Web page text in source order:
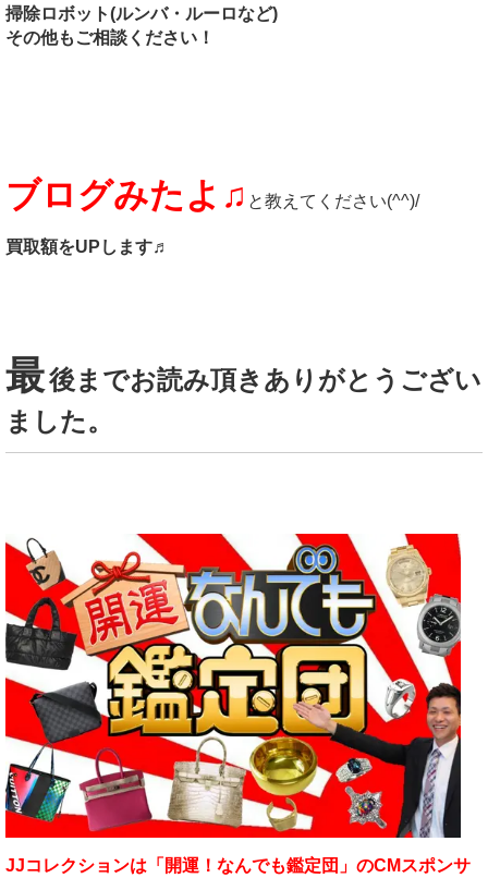
掃除ロボット(ルンバ・ルーロなど)
その他もご相談ください！
ブログみたよ♫ と教えてください(^^)/
買取額をUPします♬
最後までお読み頂きありがとうござい
ました。
JJコレクションは「開運！なんでも鑑定団」のCMスポンサ